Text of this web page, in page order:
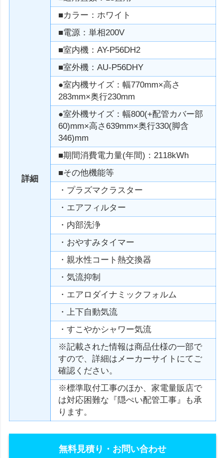
詳細
■カラー：ホワイト
■電源：単相200V
■室内機：AY-P56DH2
■室外機：AU-P56DHY
●室内機サイズ：幅770mm×高さ
283mm×奥行230mm
●室外機サイズ：幅800(+配管カバー部
60)mm×高さ639mm×奥行330(脚含
346)mm
■期間消費電力量(年間)：2118kWh
■その他機能等
・プラズマクラスター
・エアフィルター
・内部洗浄
・おやすみタイマー
・親水性コート熱交換器
・気流抑制
・エアロダイナミックフォルム
・上下自動気流
・すこやかシャワー気流
※記載された情報は商品仕様の一部で
すので、詳細はメーカーサイトにてご
確認ください。
※標準取付工事のほか、家電量販店で
は対応困難な『隠ぺい配管工事』も承
ります。
無料見積り・お問い合わせ